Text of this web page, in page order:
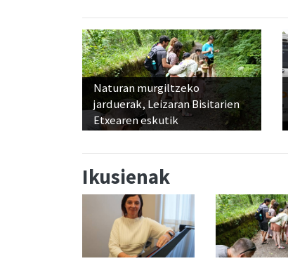
Naturan murgiltzeko
jarduerak, Leizaran Bisitarien
Etxearen eskutik
Ikusienak